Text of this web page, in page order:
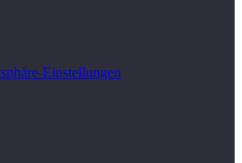
Einstellungen